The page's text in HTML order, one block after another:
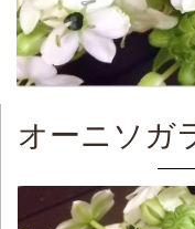
オーニソガ